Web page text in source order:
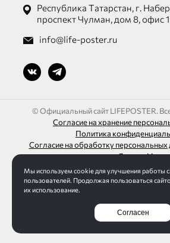
Республика Татарстан, г.
проспект Чулман, дом 8, офис 1
info@life-poster.ru
© Официальный сайт LIFEPOSTER.
Согласие на хранение
Политика
Согласие на обработку
сервиса
ИП Шагалиев Ленар
ИНН 165032613271 / ОГРН
Разработка сайта Интернет-
Мы используем cookie для улучшения работы
пользователей. Продолжая пользоваться
их использование.
Согласен